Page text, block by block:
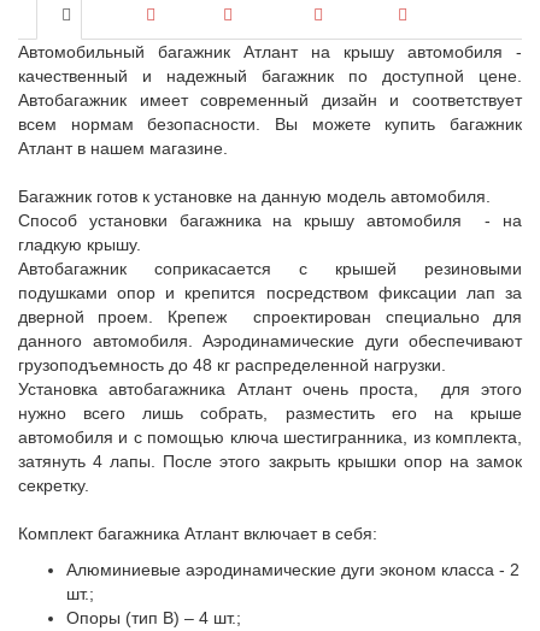
Автомобильный багажник Атлант на крышу автомобиля -
качественный и надежный багажник по доступной цене.
Автобагажник имеет современный дизайн и соответствует
всем нормам безопасности. Вы можете купить багажник
Атлант в нашем магазине.
Багажник готов к установке на данную модель автомобиля.
Способ установки багажника на крышу автомобиля - на
гладкую крышу.
Автобагажник соприкасается с крышей резиновыми
подушками опор и крепится посредством фиксации лап за
дверной проем. Крепеж спроектирован специально для
данного автомобиля. Аэродинамические дуги обеспечивают
грузоподъемность до 48 кг распределенной нагрузки.
Установка автобагажника Атлант очень проста, для этого
нужно всего лишь собрать, разместить его на крыше
автомобиля и с помощью ключа шестигранника, из комплекта,
затянуть 4 лапы. После этого закрыть крышки опор на замок
секретку.
Комплект багажника Атлант включает в себя:
Алюминиевые аэродинамические дуги эконом класса - 2
шт.;
Опоры (тип B) – 4 шт.;